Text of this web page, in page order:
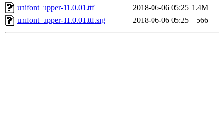
unifont_upper-11.0.01.ttf
2018-06-06 05:25 1.4M
unifont_upper-11.0.01.ttf.sig
2018-06-06 05:25 566